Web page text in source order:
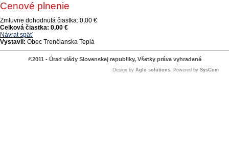
Cenové plnenie
Zmluvne dohodnutá čiastka: 0,00 €
Celková čiastka: 0,00 €
Návrat späť
Vystavil: Obec Trenčianska Teplá
©2011 - Úrad vlády Slovenskej republiky, Všetky práva vyhradené
Design by Aglo solutions, Powered by SysCom